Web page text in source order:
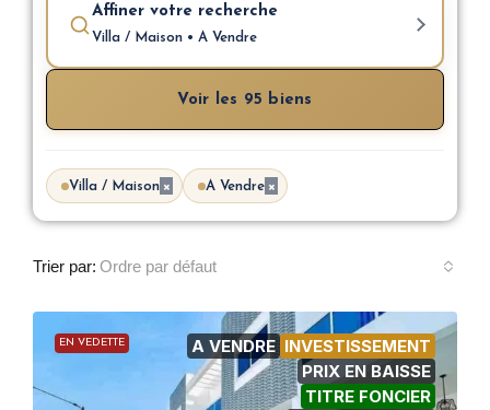
Affiner votre recherche
Villa / Maison • A Vendre
Voir les 95 biens
Villa / Maison × A Vendre ×
Trier par: Ordre par défaut
EN VEDETTE A VENDRE INVESTISSEMENT
PRIX EN BAISSE
TITRE FONCIER